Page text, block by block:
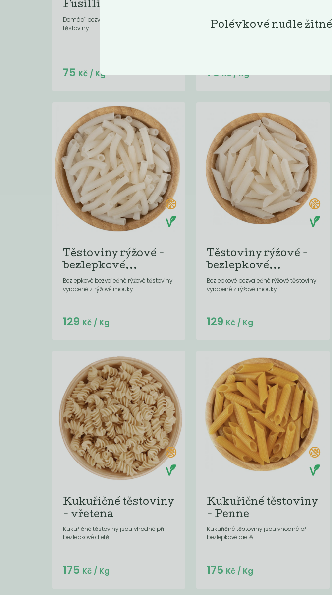
Fusilli semolinové
Domácí bezvaječné semolinové
těstoviny.
Do košíku:
75 Kč/ Kg
semolina
75Kč/ Kg
Těstoviny rýžové -
bezlepkové...
Bezlepkové bezvaječné rýžové těstoviny
vyrobené z rýžové mouky.
Do košíku:
129 Kč/ Kg
Těstoviny rýžové -
bezlepkové...
Bezlepkové bezvaječné rýžové těstoviny
vyrobené z rýžové mouky.
Do košíku:
129 Kč / Kg
Kukuřičné těstoviny
- vřetena
Kukuřičné těstoviny jsou vhodné při
bezlepkové dietě.
Do košíku:
175 Kč/ Kg
Kukuřičné těstoviny
- Penne
Kukuřičné těstoviny jsou vhodné při
bezlepkové dietě.
Do košíku:
175 Kč / Kg
Polévkové nudle žitné